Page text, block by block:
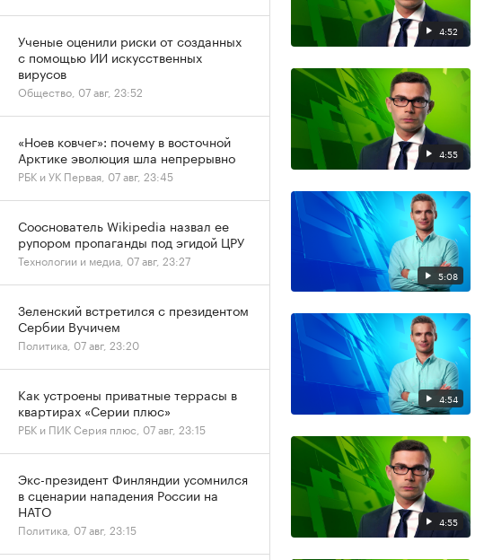
4:52
4:55
5:08
4:54
4:55
Ученые оценили риски от созданных
с помощью ИИ искусственных
вирусов
Общество, 07 авг, 23:52
«Ноев ковчег»: почему в восточной
Арктике эволюция шла непрерывно
РБК и УК Первая, 07 авг, 23:45
Сооснователь Wikipedia назвал ее
рупором пропаганды под эгидой ЦРУ
Технологии и медиа, 07 авг, 23:27
Зеленский встретился с президентом
Сербии Вучичем
Политика, 07 авг, 23:20
Как устроены приватные террасы в
квартирах «Серии плюс»
РБК и ПИК Серия плюс, 07 авг, 23:15
Экс-президент Финляндии усомнился
в сценарии нападения России на
НАТО
Политика, 07 авг, 23:15